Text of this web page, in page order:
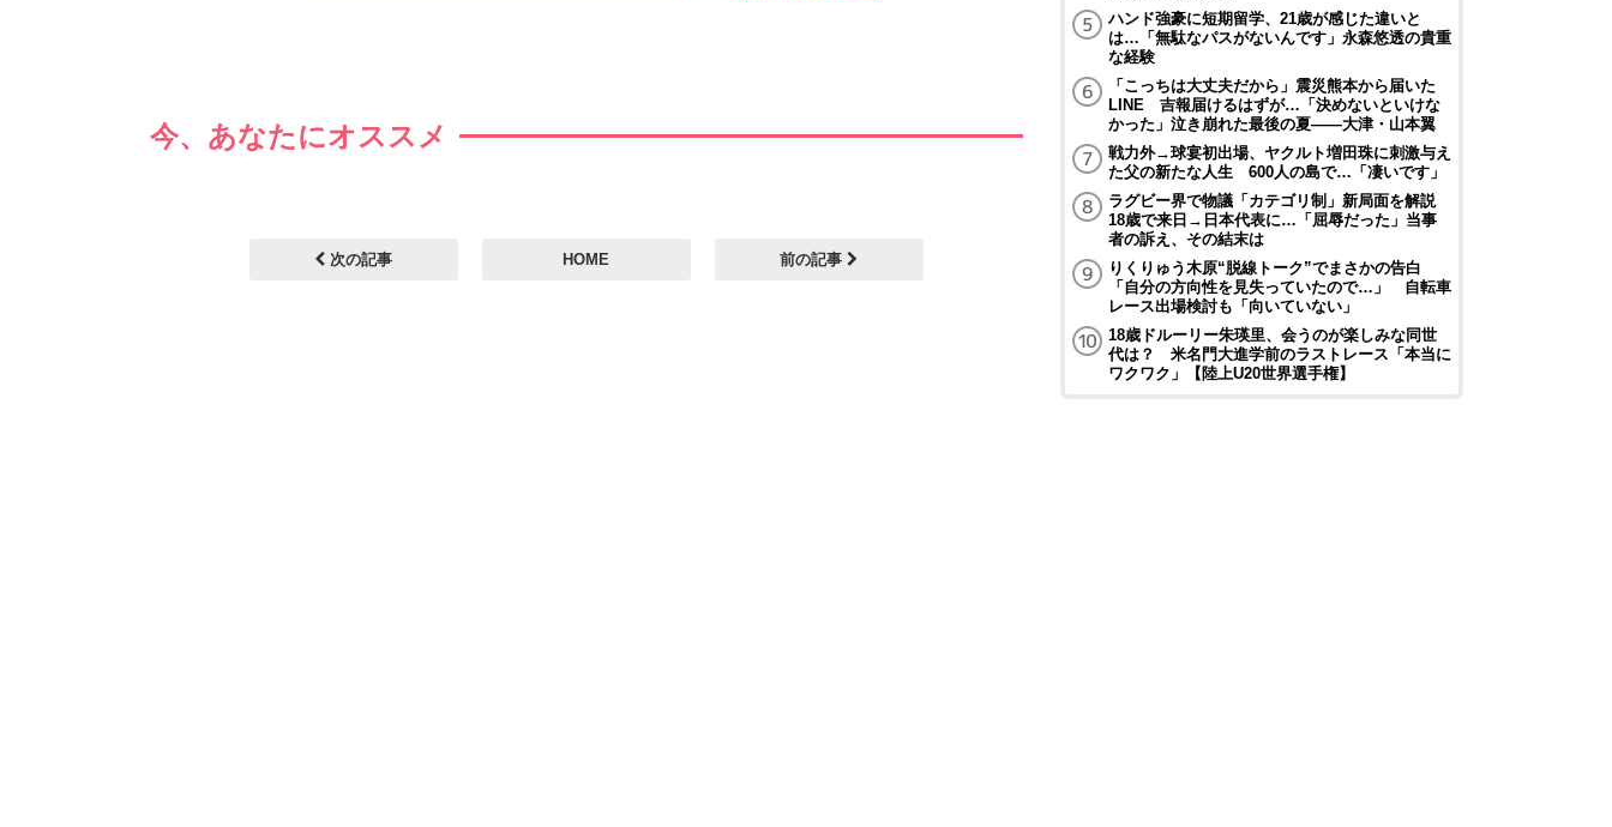
今、あなたにオススメ
次の記事 HOME 前の記事
ハンド強豪に短期留学、21歳が感じた違いと
は…「無駄なパスがないんです」永森悠透の貴重
な経験
「こっちは大丈夫だから」震災熊本から届いた
LINE 吉報届けるはずが…「決めないといけな
かった」泣き崩れた最後の夏――大津・山本翼
戦力外→球宴初出場、ヤクルト増田珠に刺激与え
た父の新たな人生 600人の島で…「凄いです」
ラグビー界で物議「カテゴリ制」新局面を解説
18歳で来日→日本代表に…「屈辱だった」当事
者の訴え、その結末は
りくりゅう木原“脱線トーク”でまさかの告白
「自分の方向性を見失っていたので…」 自転車
レース出場検討も「向いていない」
18歳ドルーリー朱瑛里、会うのが楽しみな同世
代は？ 米名門大進学前のラストレース「本当に
ワクワク」【陸上U20世界選手権】